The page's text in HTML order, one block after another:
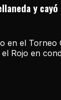
y
en el Torneo
Rojo en